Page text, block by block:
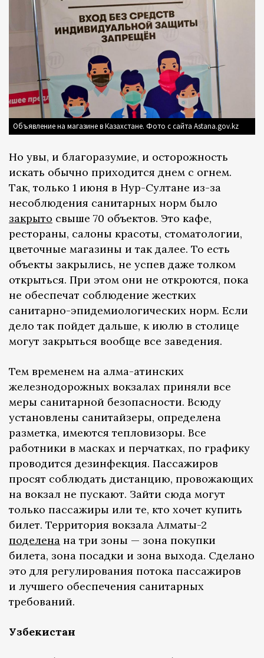
Объявление на магазине в Казахстане. Фото с сайта Astana.gov.kz
Но увы, и благоразумие, и осторожность
искать обычно приходится днем с огнем.
Так, только 1 июня в Нур-Султане из-за
несоблюдения санитарных норм было
закрыто свыше 70 объектов. Это кафе,
рестораны, салоны красоты, стоматологии,
цветочные магазины и так далее. То есть
объекты закрылись, не успев даже толком
открыться. При этом они не откроются, пока
не обеспечат соблюдение жестких
санитарно-эпидемиологических норм. Если
дело так пойдет дальше, к июлю в столице
могут закрыться вообще все заведения.
Тем временем на алма-атинских
железнодорожных вокзалах приняли все
меры санитарной безопасности. Всюду
установлены санитайзеры, определена
разметка, имеются тепловизоры. Все
работники в масках и перчатках, по графику
проводится дезинфекция. Пассажиров
просят соблюдать дистанцию, провожающих
на вокзал не пускают. Зайти сюда могут
только пассажиры или те, кто хочет купить
билет. Территория вокзала Алматы-2
поделена на три зоны — зона покупки
билета, зона посадки и зона выхода. Сделано
это для регулирования потока пассажиров
и лучшего обеспечения санитарных
требований.
Узбекистан